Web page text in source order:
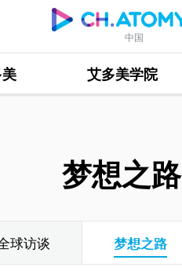
中国
艾多美学院
梦想之路
球访谈 梦想之路